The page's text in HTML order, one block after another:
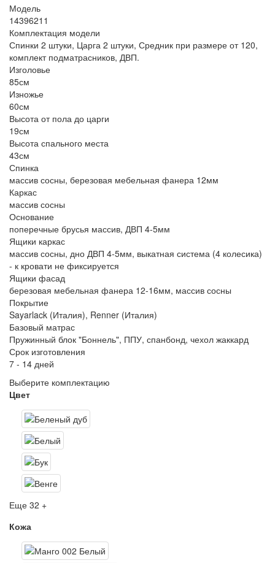
Модель
14396211
Комплектация модели
Спинки 2 штуки, Царга 2 штуки, Средник при размере от 120,
комплект подматрасников, ДВП.
Изголовье
85см
Изножье
60см
Высота от пола до царги
19см
Высота спального места
43см
Спинка
массив сосны, березовая мебельная фанера 12мм
Каркас
массив сосны
Основание
поперечные брусья массив, ДВП 4-5мм
Ящики каркас
массив сосны, дно ДВП 4-5мм, выкатная система (4 колесика)
- к кровати не фиксируется
Ящики фасад
березовая мебельная фанера 12-16мм, массив сосны
Покрытие
Sayarlack (Италия), Renner (Италия)
Базовый матрас
Пружинный блок "Боннель", ППУ, спанбонд, чехол жаккард
Срок изготовления
7 - 14 дней
Выберите комплектацию
Цвет
Еще 32 +
Кожа